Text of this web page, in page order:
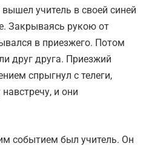
учитель в своей синей
Закрываясь рукою от
в приезжего. Потом
друг друга. Приезжий
спрыгнул с телеги,
и они
событием был учитель. Он